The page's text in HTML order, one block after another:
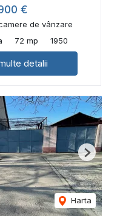
€
de vânzare
72 mp 1950
detalii
Harta
Next